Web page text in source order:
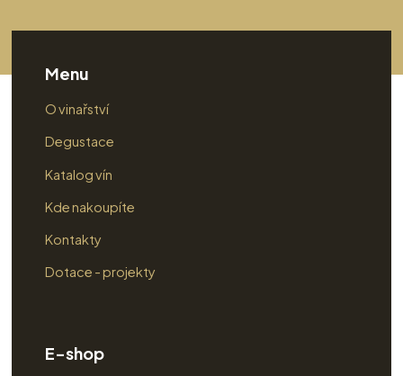
Menu
O vinařství
Degustace
Katalog vín
Kde nakoupíte
Kontakty
Dotace - projekty
E-shop